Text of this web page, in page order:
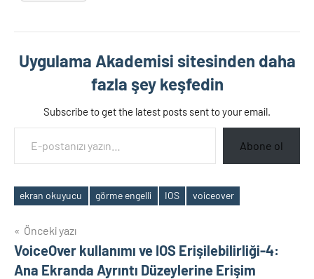
Uygulama Akademisi sitesinden daha
fazla şey keşfedin
Subscribe to get the latest posts sent to your email.
E-postanızı yazın…
Abone ol
Etiketler
ekran okuyucu görme engelli IOS voiceover
Yazı
gezinmesi
Önceki yazı
VoiceOver kullanımı ve IOS Erişilebilirliği-4:
Ana Ekranda Ayrıntı Düzeylerine Erişim